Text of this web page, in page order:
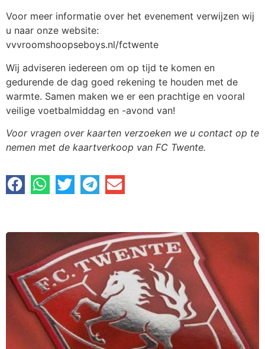
Voor meer informatie over het evenement verwijzen wij
u naar onze website:
vvvroomshoopseboys.nl/fctwente
Wij adviseren iedereen om op tijd te komen en
gedurende de dag goed rekening te houden met de
warmte. Samen maken we er een prachtige en vooral
veilige voetbalmiddag en -avond van!
Voor vragen over kaarten verzoeken we u contact op te
nemen met de kaartverkoop van FC Twente.